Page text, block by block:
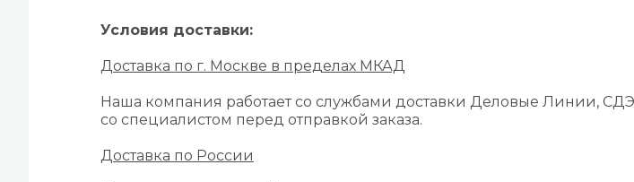
Условия доставки:
Доставка по г. Москве в пределах МКАД
Наша компания работает со службами доставки Деловые Линии,
со специалистом перед отправкой заказа.
Доставка по России